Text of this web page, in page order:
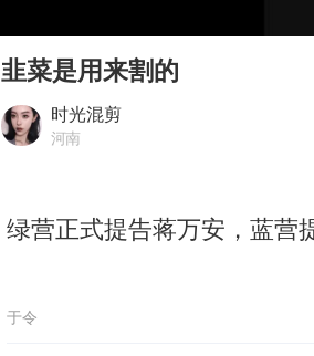
47岁妈妈突然
97岁英国奶奶
“中国蔬菜之乡”
韭菜是用来割的
时光混剪
河南
绿营正式提告蒋万安，蓝营
于令